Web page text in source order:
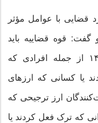
با عوامل مؤثر
گفت: قوه قضاییه باید
مسببان اصلی حوادث دی ۱۴۰۴ از جمله افرادی که
یا کسانی که ارزهای
ارز ترجیحی که
که ترک فعل کردند یا